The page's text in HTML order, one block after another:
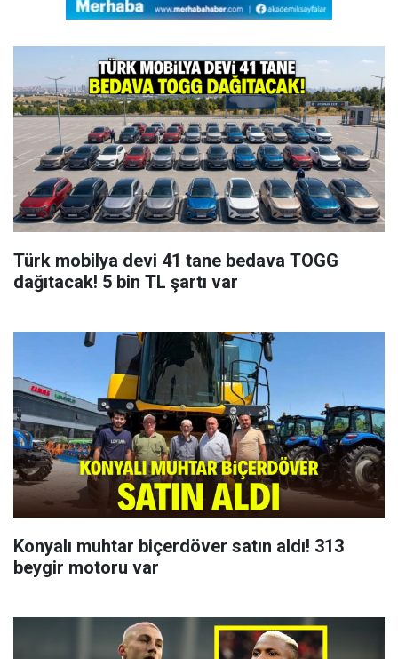
Türk mobilya devi 41 tane bedava TOGG
dağıtacak! 5 bin TL şartı var
Konyalı muhtar biçerdöver satın aldı! 313
beygir motoru var